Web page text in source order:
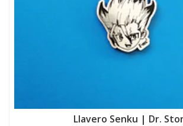
Llavero Senku | Dr.